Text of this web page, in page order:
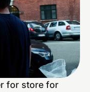
for store for